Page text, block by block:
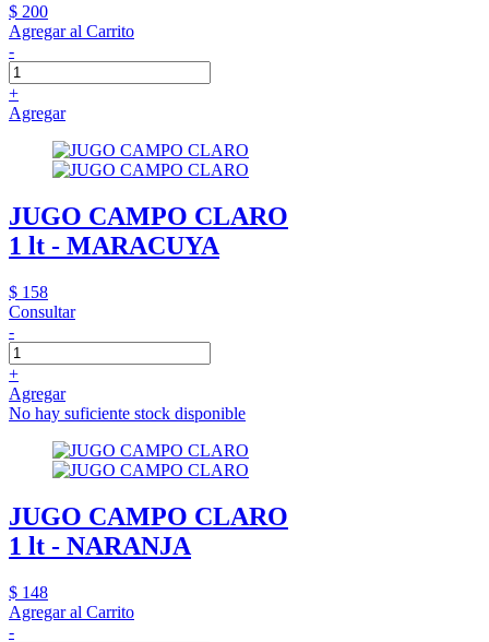
$ 200
Agregar al Carrito
-
+
Agregar
JUGO CAMPO CLARO
1 lt - MARACUYA
$ 158
Consultar
-
+
Agregar
No hay suficiente stock disponible
JUGO CAMPO CLARO
1 lt - NARANJA
$ 148
Agregar al Carrito
-